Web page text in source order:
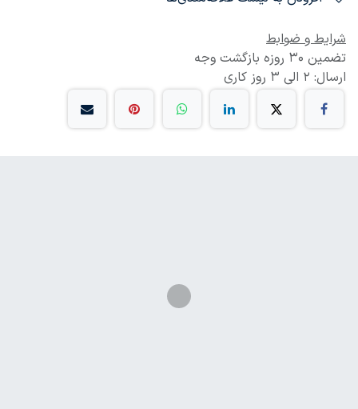
شرایط و ضوابط
تضمین 30 روزه بازگشت وجه
ارسال: 2 الی 3 روز کاری